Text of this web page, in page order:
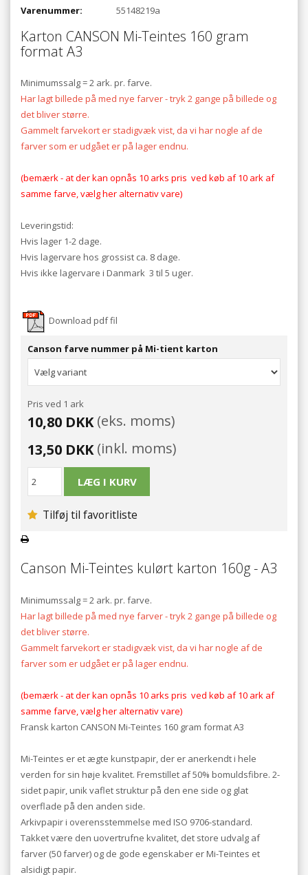
Varenummer: 55148219a
Karton CANSON Mi-Teintes 160 gram
format A3
Minimumssalg = 2 ark. pr. farve.
Har lagt billede på med nye farver - tryk 2 gange på billede og
det bliver større.
Gammelt farvekort er stadigvæk vist, da vi har nogle af de
farver som er udgået er på lager endnu.
(bemærk - at der kan opnås 10 arks pris ved køb af 10 ark af
samme farve, vælg her alternativ vare)
Leveringstid:
Hvis lager 1-2 dage.
Hvis lagervare hos grossist ca. 8 dage.
Hvis ikke lagervare i Danmark 3 til 5 uger.
Download pdf fil
Canson farve nummer på Mi-tient karton
Pris ved 1 ark
10,80 DKK(eks. moms)
13,50 DKK(inkl. moms)
Tilføj til favoritliste
Canson Mi-Teintes kulørt karton 160g - A3
Minimumssalg = 2 ark. pr. farve.
Har lagt billede på med nye farver - tryk 2 gange på billede og
det bliver større.
Gammelt farvekort er stadigvæk vist, da vi har nogle af de
farver som er udgået er på lager endnu.
(bemærk - at der kan opnås 10 arks pris ved køb af 10 ark af
samme farve, vælg her alternativ vare)
Fransk karton CANSON Mi-Teintes 160 gram format A3
Mi-Teintes er et ægte kunstpapir, der er anerkendt i hele
verden for sin høje kvalitet. Fremstillet af 50% bomuldsfibre. 2-
sidet papir, unik vaflet struktur på den ene side og glat
overflade på den anden side.
Arkivpapir i overensstemmelse med ISO 9706-standard.
Takket være den uovertrufne kvalitet, det store udvalg af
farver (50 farver) og de gode egenskaber er Mi-Teintes et
alsidigt papir.